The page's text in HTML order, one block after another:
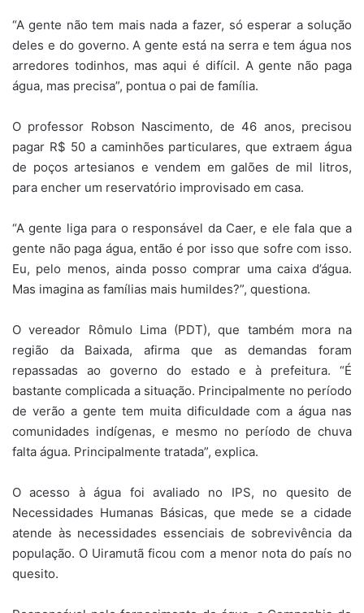
“A gente não tem mais nada a fazer, só esperar a solução
deles e do governo. A gente está na serra e tem água nos
arredores todinhos, mas aqui é difícil. A gente não paga
água, mas precisa”, pontua o pai de família.
O professor Robson Nascimento, de 46 anos, precisou
pagar R$ 50 a caminhões particulares, que extraem água
de poços artesianos e vendem em galões de mil litros,
para encher um reservatório improvisado em casa.
“A gente liga para o responsável da Caer, e ele fala que a
gente não paga água, então é por isso que sofre com isso.
Eu, pelo menos, ainda posso comprar uma caixa d’água.
Mas imagina as famílias mais humildes?”, questiona.
O vereador Rômulo Lima (PDT), que também mora na
região da Baixada, afirma que as demandas foram
repassadas ao governo do estado e à prefeitura. “É
bastante complicada a situação. Principalmente no período
de verão a gente tem muita dificuldade com a água nas
comunidades indígenas, e mesmo no período de chuva
falta água. Principalmente tratada”, explica.
O acesso à água foi avaliado no IPS, no quesito de
Necessidades Humanas Básicas, que mede se a cidade
atende às necessidades essenciais de sobrevivência da
população. O Uiramutã ficou com a menor nota do país no
quesito.